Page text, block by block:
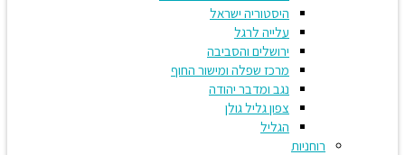
היסטוריה ישראל
עלייה לרגל
ירושלים והסביבה
מרכז שפלה ומישור החוף
נגב ומדבר יהודה
צפון גליל גולן
הגליל
רוחניות